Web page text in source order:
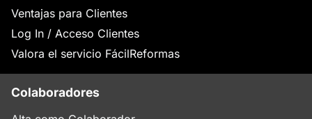
Ventajas para Clientes
Log In / Acceso Clientes
Valora el servicio FácilReformas
Colaboradores